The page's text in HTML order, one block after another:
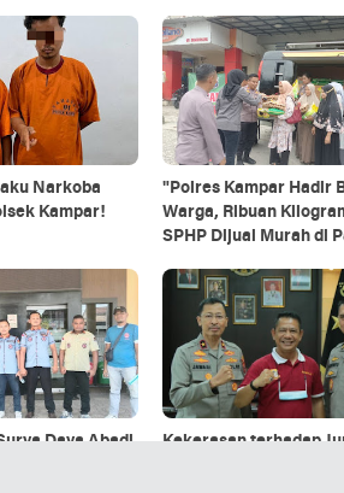
Narkoba
Kampar!
"Polres Kampar Hadir
Warga, Ribuan
SPHP Dijual Murah di
Polsek Kampar!"
Daya Abadi
Kekerasan terhadap